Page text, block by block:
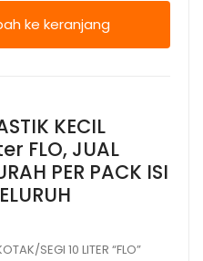
ke keranjang
KECIL
FLO, JUAL
PER PACK ISI
SEGI 10 LITER “FLO”